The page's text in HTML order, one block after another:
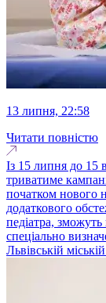
13 липня, 22:58
Читати повністю
Із 15 липня до 15
триватиме
початком нового
додаткового
педіатра, зможуть
спеціально
Львівській